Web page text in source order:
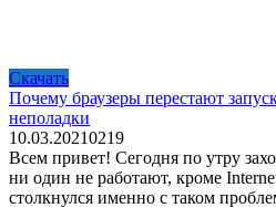
Скачать
Почему браузеры перестают
неполадки
10.03.20210219
Всем привет! Сегодня по утру
ни один не работают, кроме
столкнулся именно с таком